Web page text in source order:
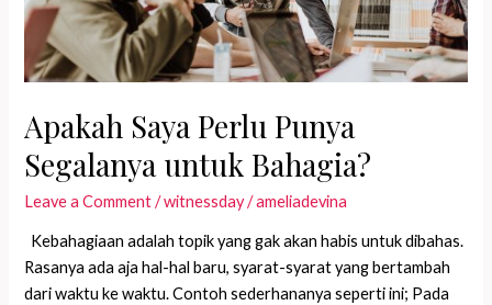
Apakah Saya Perlu Punya
Segalanya untuk Bahagia?
Leave a Comment /witnessday/ameliadevina
Kebahagiaan adalah topik yang gak akan habis untuk dibahas.
Rasanya ada aja hal-hal baru, syarat-syarat yang bertambah
dari waktu ke waktu. Contoh sederhananya seperti ini; Pada